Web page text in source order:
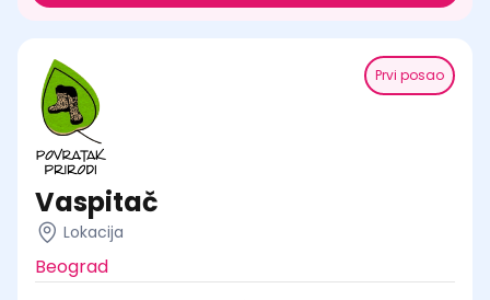
Prvi posao
Vaspitač
Lokacija
Beograd